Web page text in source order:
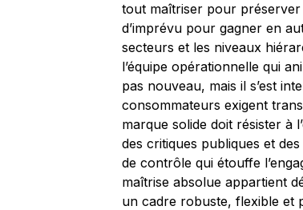
tout maîtriser pour
d’imprévu pour gagner en
secteurs et les niveaux
l’équipe opérationnelle qui
pas nouveau, mais il s’est
consommateurs exigent
marque solide doit résister à
des critiques publiques et
de contrôle qui étouffe
maîtrise absolue appartient
un cadre robuste, flexible et